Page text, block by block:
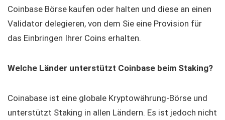
Coinbase Börse kaufen oder halten und diese an einen
Validator delegieren, von dem Sie eine Provision für
das Einbringen Ihrer Coins erhalten.
Welche Länder unterstützt Coinbase beim Staking?
Coinabase ist eine globale Kryptowährung-Börse und
unterstützt Staking in allen Ländern. Es ist jedoch nicht